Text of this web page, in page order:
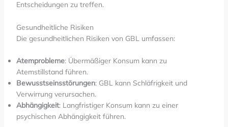
Entscheidungen zu treffen.
Gesundheitliche Risiken
Die gesundheitlichen Risiken von GBL umfassen:
Atemprobleme: Übermäßiger Konsum kann zu
Atemstillstand führen.
Bewusstseinsstörungen: GBL kann Schläfrigkeit und
Verwirrung verursachen.
Abhängigkeit: Langfristiger Konsum kann zu einer
psychischen Abhängigkeit führen.